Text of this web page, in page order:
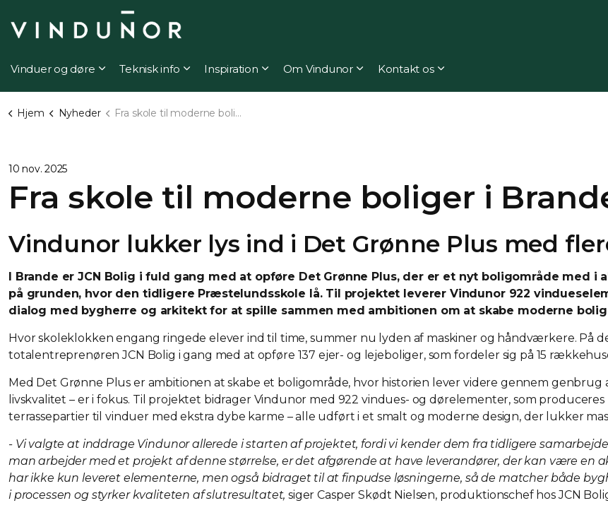
Vinduer og døre Teknisk info Inspiration Om Vindunor Kontakt os
Hjem Nyheder Fra skole til moderne boliger i Brande
10 nov. 2025
Fra skole til moderne boliger i
Vindunor lukker lys ind i Det Grønne Plus med
I Brande er JCN Bolig i fuld gang med at opføre Det Grønne Plus, der er et nyt boligområde med
på grunden, hvor den tidligere Præstelundsskole lå. Til projektet leverer Vindunor 922
dialog med bygherre og arkitekt for at spille sammen med ambitionen om at skabe moderne
Hvor skoleklokken engang ringede elever ind til time, summer nu lyden af maskiner og håndværkere. På
totalentreprenøren JCN Bolig i gang med at opføre 137 ejer- og lejeboliger, som fordeler sig på 15
Med Det Grønne Plus er ambitionen at skabe et boligområde, hvor historien lever videre gennem genbrug
livskvalitet – er i fokus. Til projektet bidrager Vindunor med 922 vindues- og dørelementer, som
terrassepartier til vinduer med ekstra dybe karme – alle udført i et smalt og moderne design, der lukker
- Vi valgte at inddrage Vindunor allerede i starten af projektet, fordi vi kender dem fra tidligere
man arbejder med et projekt af denne størrelse, er det afgørende at have leverandører, der kan være en
har ikke kun leveret elementerne, men også bidraget til at finpudse løsningerne, så de matcher både
i processen og styrker kvaliteten af slutresultatet, siger Casper Skødt Nielsen, produktionschef hos JCN